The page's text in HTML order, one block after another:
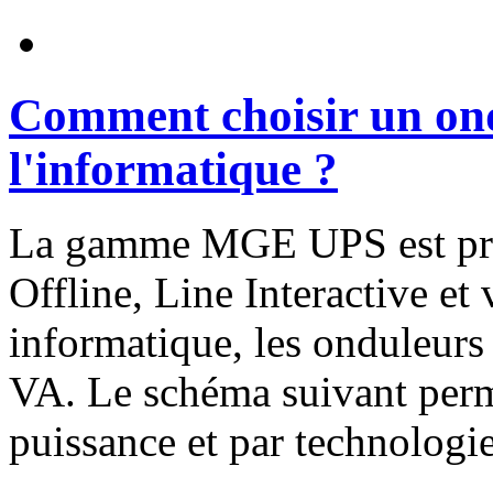
Comment choisir un
l'informatique ?
La gamme MGE UPS est
Offline, Line Interactive et
informatique, les
VA. Le schéma suivant
puissance et par